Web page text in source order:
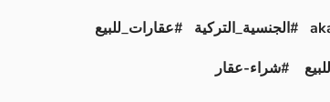
#شراء-عقار